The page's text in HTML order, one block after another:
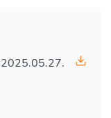
2025.05.27.